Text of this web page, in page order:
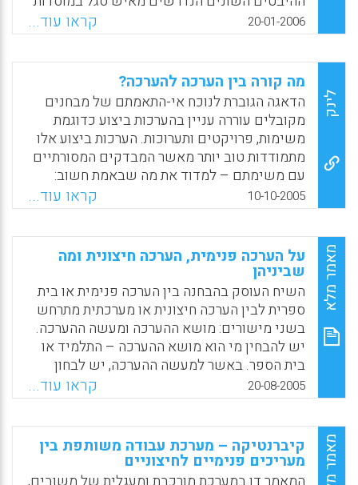
והשימוש בהן יהיה לצרכים פנימיים.
WhatsApp
Facebook
Email
X
להכשרת מורים על מנת להיחשב מומחה בתחומו.
בעיצוב התוכנית הובאו בחשבון הביקורת וההערכה
של צוות המתכננים, של המבצעים ושל
המשתתפים. ההערכה, בגישת מחקר פעולה,
שימשה הן כלי עזר לעיצוב הקורס והן אמצעי
לבקרה ולמשוב על איכות הפעילות והתאמתה
לאוכלוסיית היעד. המאמר מציג את תהליך בניית
התכנית בהסתמך על ההערכה והמעקב, על
ההתאמה לאוכלוסיית היעד ועל המודל שצמח על
יסוד פעילות זו. (רויטל היימן)
WhatsApp
Facebook
Email
X
20-01-2006 קראו עוד...
לינק
מה קורה בין הערכה להערכה?
הדאגה הגוברת לנוכח אי-התאמתם של מבחנים
מקובלים עוררה עניין בהערכות ביצוע כדוגמת
משימות, פרויקטים ותערוכות. הערכות ביצוע אלו
מתמודדות טוב יותר מאשר המבדקים המסורתיים
עם משימתם – למדוד את מה שבאמת חשוב:
מידת יכולתם של התלמידים ליישם את הידע,
המיומנויות וההבנה שרכשו בתנאים הקובעים של
העולם האמיתי. יותר ויותר מורים עושים שימוש
בהערכות הביצוע בכיתותיהם ואותן הערכות
מתחילות להשפיע גם על תוכניות המבחנים ברמה
האזורית והכלל-ארצית. המחבר, שעבד שנים עם
מאות רבות של מורים שהשתתפו בהערכת
ביצועים, מציע על סמך ניסיונו שבעה עקרונות של
הוראה מעודדת ביצועים (Jay McTighe)
WhatsApp
Facebook
Email
X
10-10-2005 קראו עוד...
מאמר מלא על הערכה פנימית, הערכה חיצונית ומה
שביניהן
השיח העוסק בהבחנה בין הערכה פנימית או בית
ספרית לבין הערכה חיצונית או מערכתית מתרחש
בשני מישורים: מושא ההערכה ומעשה ההערכה.
יש להבחין מי הוא מושא ההערכה – התלמיד או
בית הספר. באשר למעשה ההערכה, יש לבחון
אילו ממרכיביו הם פנימיים, ואילו מרכיביו הם
חיצוניים לבית הספר. הערכה בית ספרית פנימית
אמורה להיות אורח חיים בבית הספר. פוטנציאלית
יש לה יתרונות בתחום התוקף. הערכה חיצונית
נעשית בדרך כלל בנקודות זמן מסוימות;
פוטנציאלית יש לה יתרונות בתחום המהימנות.
20-08-2005 קראו עוד...
מאמר מלא קיברנטיקה – מערכת עבודה משותפת בין
מעריכים פנימיים לחיצוניים